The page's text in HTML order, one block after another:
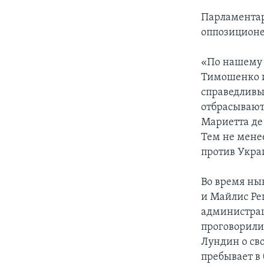
«По нашему
Тимошенко
Мариетта
Тем не
против
Во время
и Майлис
Лундин о
пребывает